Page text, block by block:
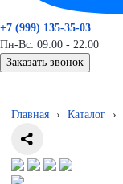
+7 (999) 135-35-03
Пн-Вс: 09:00 - 22:00
Заказать звонок
Главная › Каталог ›